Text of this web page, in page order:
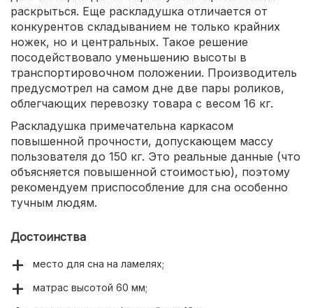
раскрыться. Еще раскладушка отличается от
конкурентов складыванием не только крайних
ножек, но и центральных. Такое решение
посодействовало уменьшению высоты в
транспортировочном положении. Производитель
предусмотрел на самом дне две пары роликов,
облегчающих перевозку товара с весом 16 кг.
Раскладушка примечательна каркасом
повышенной прочности, допускающем массу
пользователя до 150 кг. Это реальные данные (что
объясняется повышенной стоимостью), поэтому
рекомендуем приспособление для сна особенно
тучным людям.
Достоинства
место для сна на ламелях;
матрас высотой 60 мм;